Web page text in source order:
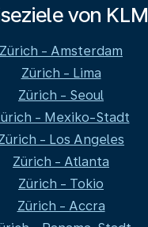
von KLM
Zürich - Amsterdam
Zürich - Lima
Zürich - Seoul
- Mexiko-Stadt
- Los Angeles
Zürich - Atlanta
Zürich - Tokio
Zürich - Accra